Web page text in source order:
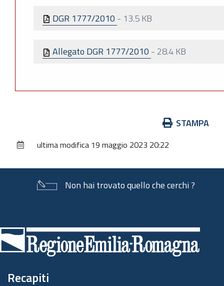
DGR 1777/2010 - 13.5 KB
Allegato DGR 1777/2010 - 28.4 KB
documento
STAMPA
ultima modifica 19 maggio 2023 20:22
Non hai trovato quello che cerchi ?
di
pagina
Recapiti